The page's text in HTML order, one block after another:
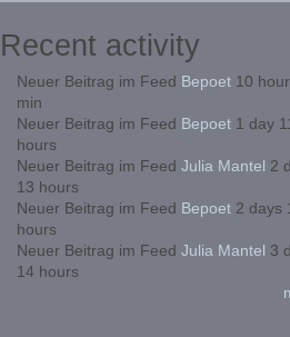
Recent activity
Neuer Beitrag im Feed Bepoet10
min
Neuer Beitrag im Feed Bepoet1 day
hours
Neuer Beitrag im Feed Julia Mantel 2
13 hours
Neuer Beitrag im Feed Bepoet2 days
hours
Neuer Beitrag im Feed Julia Mantel 3
14 hours